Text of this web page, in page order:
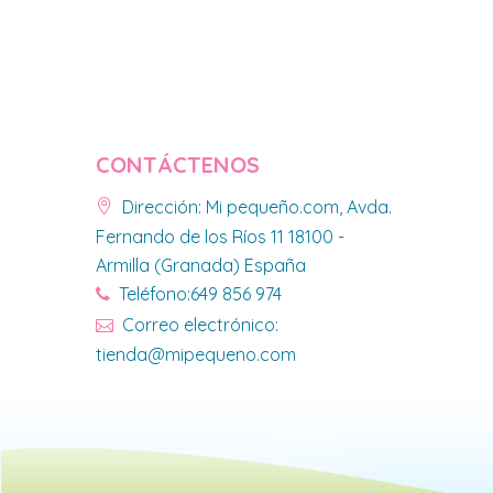
CONTÁCTENOS
Dirección: Mi pequeño.com, Avda.
Fernando de los Ríos 11 18100 -
Armilla (Granada) España
Teléfono:649 856 974
Correo electrónico:
tienda@mipequeno.com